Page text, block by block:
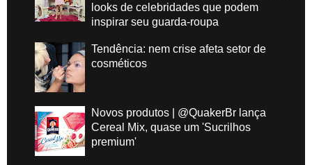
looks de celebridades que podem
inspirar seu guarda-roupa
Tendência: nem crise afeta setor de
cosméticos
Novos produtos | @QuakerBr lança
Cereal Mix, quase um 'Sucrilhos
premium'